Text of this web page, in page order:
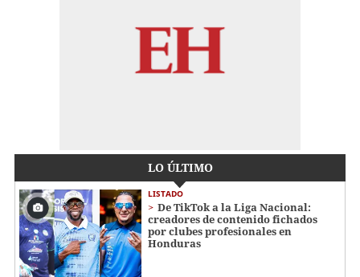
LO ÚLTIMO
LISTADO
De TikTok a la Liga Nacional:
creadores de contenido fichados
por clubes profesionales en
Honduras